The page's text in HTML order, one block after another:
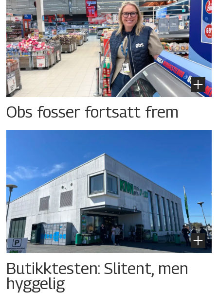
Obs fosser fortsatt frem
Butikktesten: Slitent, men
hyggelig